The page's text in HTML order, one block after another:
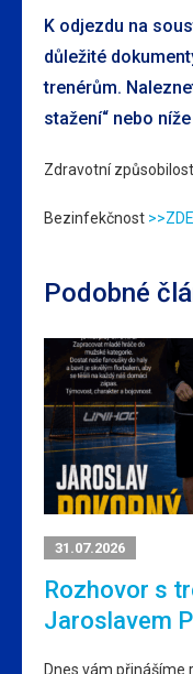
K odjezdu na
důležité
trenérům.
stažení“ nebo
Zdravotní způsobilost
Bezinfekčnost
Podobné
31.07.2026
Rozhovor s
Jaroslavem
Dnes vám